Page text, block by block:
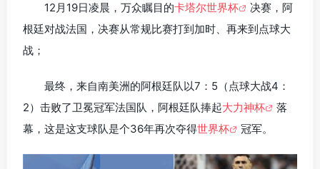
12月19日凌晨，万众瞩目的卡塔尔世界杯
决赛，阿
根廷对战法国，决赛从常规比赛打到加时、再来到点球大
战；
最终，来自南美洲的阿根廷队以7：5（点球大战4：
2）击败了卫冕冠军法国队，阿根廷队捧起大力神杯
落
幕，这是这支球队是个36年再次夺得世界杯 冠军。